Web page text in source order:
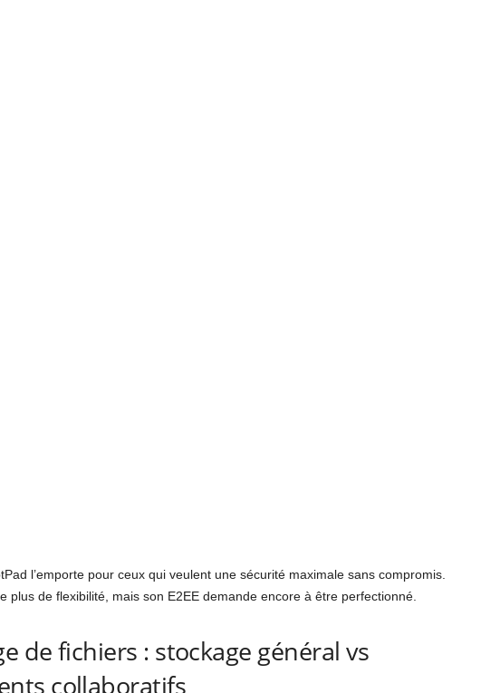
l’emporte pour ceux qui veulent une sécurité maximale sans compromis.
plus de flexibilité, mais son E2EE demande encore à être perfectionné.
de fichiers : stockage général vs
collaboratifs